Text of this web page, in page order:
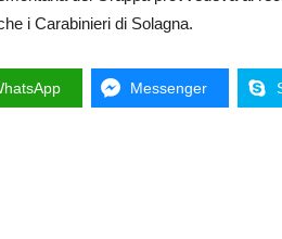
i Carabinieri di Solagna.
Messenger